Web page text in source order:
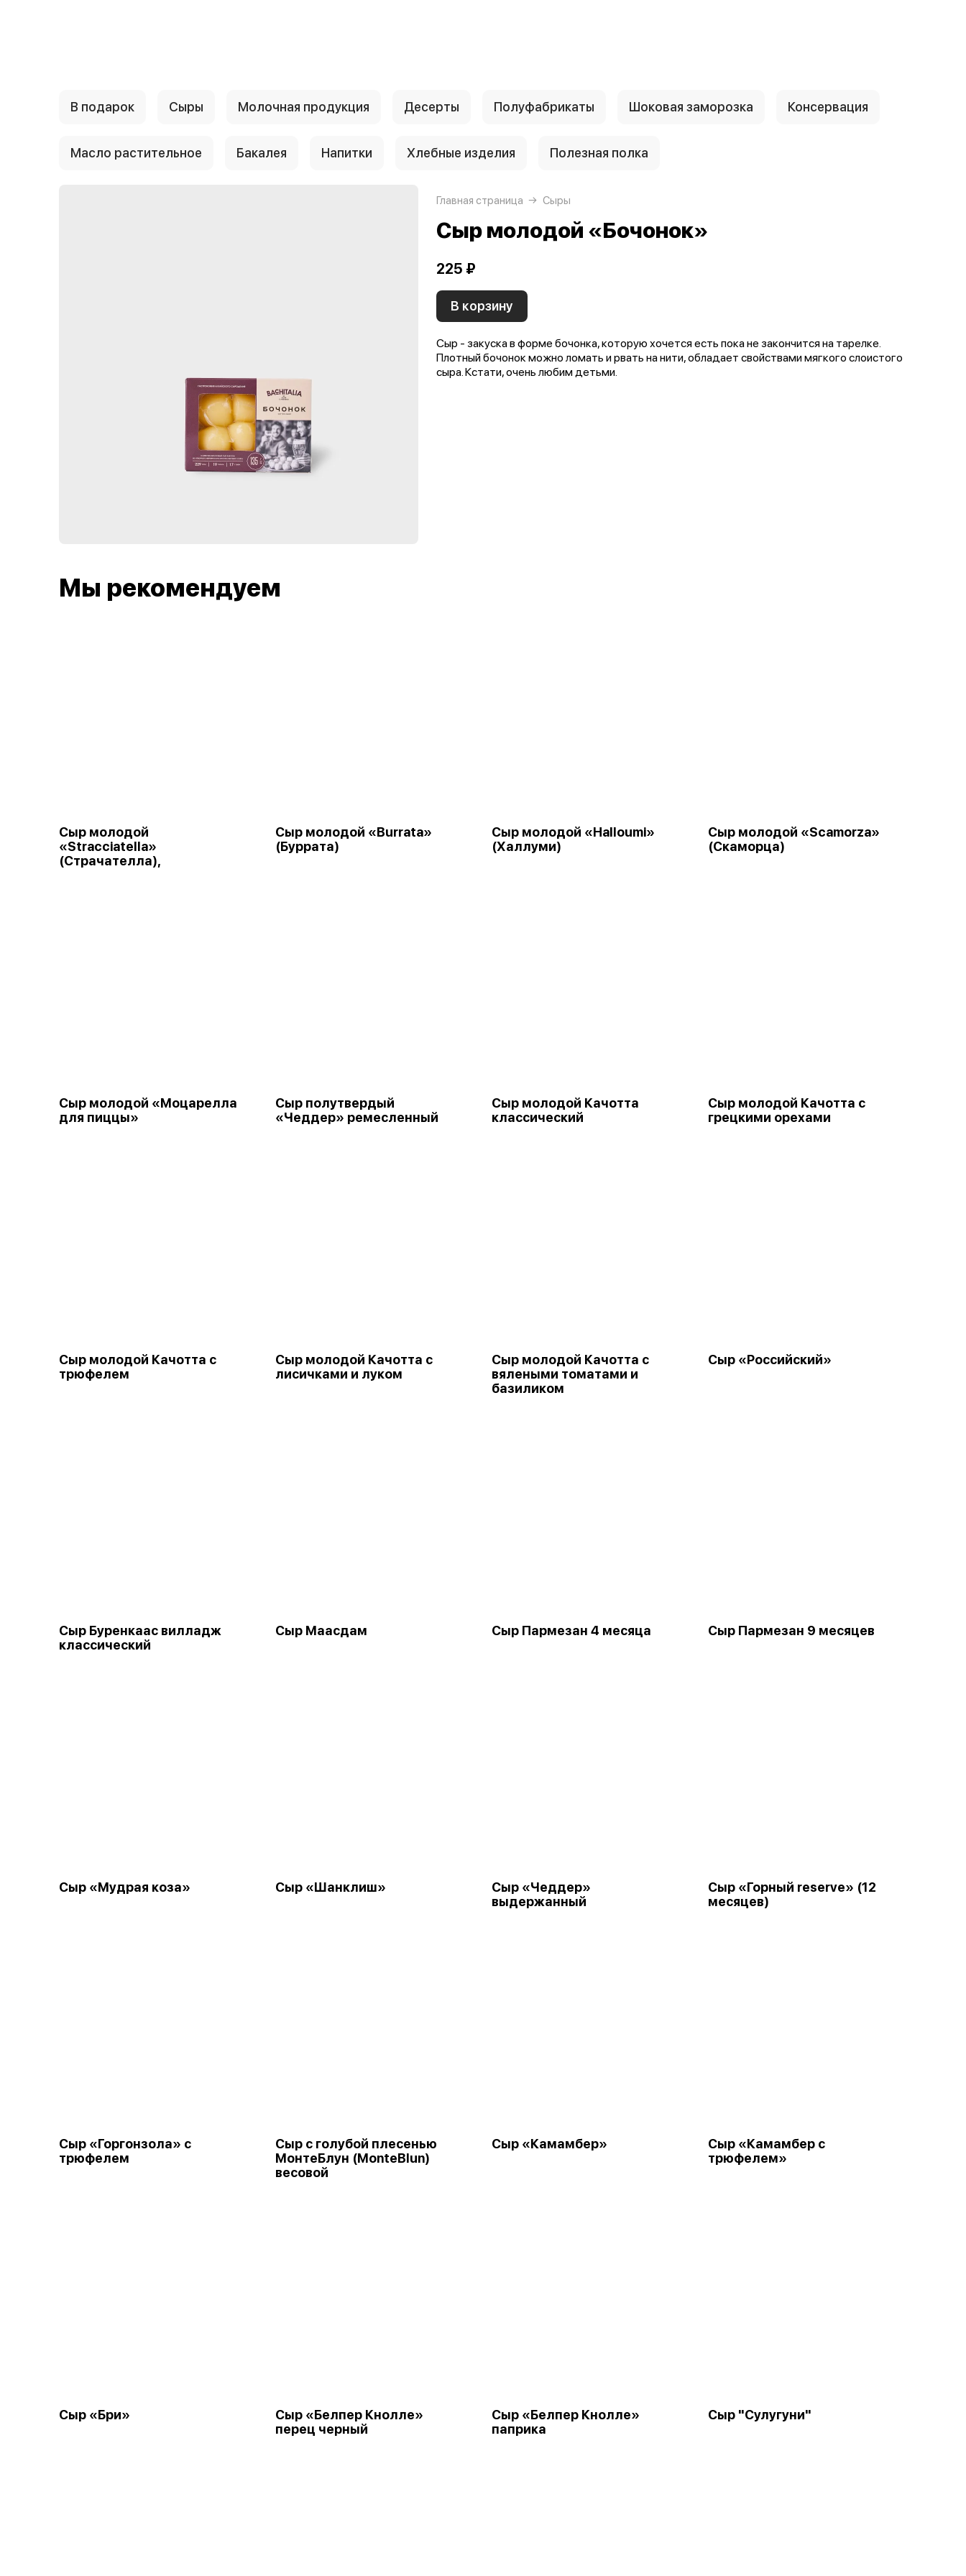
В подарок Сыры Молочная продукция Десерты Полуфабрикаты Шоковая заморозка Консервация
Масло растительное Бакалея Напитки Хлебные изделия Полезная полка
Главная страница Сыры
Сыр молодой «Бочонок»
225 ₽
В корзину
Сыр - закуска в форме бочонка, которую хочется есть пока не закончится на тарелке.
Плотный бочонок можно ломать и рвать на нити, обладает свойствами мягкого слоистого
сыра. Кстати, очень любим детьми.
Мы рекомендуем
Сыр молодой
«Stracciatella»
(Страчателла),
Сыр молодой «Burrata»
(Буррата)
Сыр молодой «Halloumi»
(Халлуми)
Сыр молодой «Scamorza»
(Скаморца)
Сыр молодой «Моцарелла
для пиццы»
Сыр полутвердый
«Чеддер» ремесленный
Сыр молодой Качотта
классический
Сыр молодой Качотта с
грецкими орехами
Сыр молодой Качотта с
трюфелем
Сыр молодой Качотта с
лисичками и луком
Сыр молодой Качотта с
вялеными томатами и
базиликом
Сыр «Российский»
Сыр Буренкаас вилладж
классический
Сыр Маасдам Сыр Пармезан 4 месяца Сыр Пармезан 9 месяцев
Сыр «Мудрая коза» Сыр «Шанклиш»
Сыр «Чеддер»
выдержанный
Сыр «Горный reserve» (12
месяцев)
Сыр «Горгонзола» с
трюфелем
Сыр с голубой плесенью
МонтеБлун (MonteBlun)
весовой
Сыр «Камамбер»
Сыр «Камамбер с
трюфелем»
Сыр «Бри»
Сыр «Белпер Кнолле»
перец черный
Сыр «Белпер Кнолле»
паприка
Сыр "Сулугуни"